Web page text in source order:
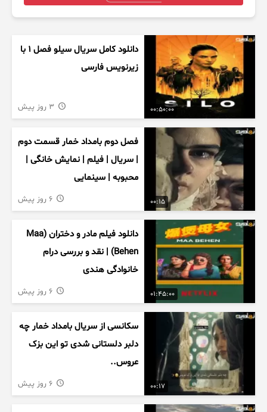
00:50:00
دانلود کامل سریال سیلو فصل ۱ با
زیرنویس فارسی
00:15
فصل دوم بامداد خمار قسمت دوم
| سریال | فیلم | نمایش خانگی |
محبوبه | سینمایی
01:45:00
دانلود فیلم مادر و دختران (Maa
Behen) | نقد و بررسی درام
خانوادگی هندی
00:17
سکانسی از سریال بامداد خمار چه
دلبر دلستانی شدی تو این بزک
عروس..